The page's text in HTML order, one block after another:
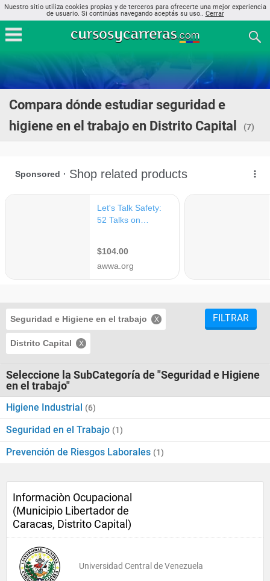
Nuestro sitio utiliza cookies propias y de terceros para ofrecerte una mejor experiencia
de usuario. Si continúas navegando aceptás su uso.. Cerrar
Compara dónde estudiar seguridad e
higiene en el trabajo en Distrito Capital
(7)
Seguridad e Higiene en el trabajo
Distrito Capital
FILTRAR
Seleccione la SubCategoría de "Seguridad e Higiene
en el trabajo"
Higiene Industrial (6)
Seguridad en el Trabajo (1)
Prevención de Riesgos Laborales (1)
Informaciòn Ocupacional
(Municipio Libertador de
Caracas, Distrito Capital)
Universidad Central de Venezuela